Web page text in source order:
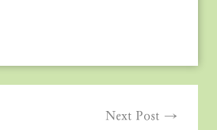
Next Post